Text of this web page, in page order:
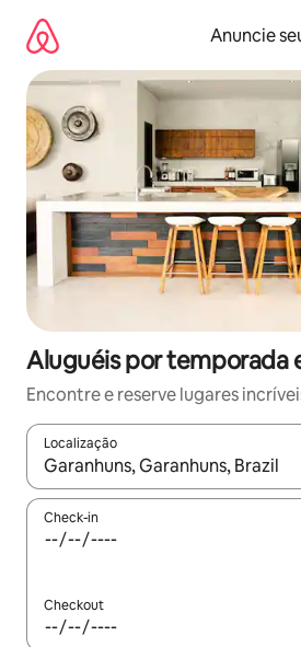
para
conteúdo
Anuncie
Aluguéis por temporada
Encontre e reserve lugares
Localização
Quando os resultados estiverem
Check-in
Checkout